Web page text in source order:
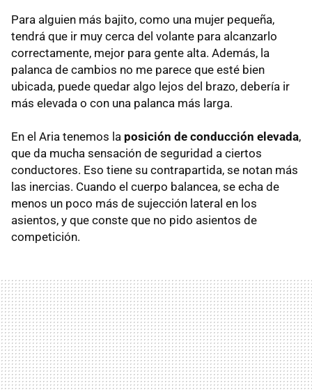
Para alguien más bajito, como una mujer pequeña,
tendrá que ir muy cerca del volante para alcanzarlo
correctamente, mejor para gente alta. Además, la
palanca de cambios no me parece que esté bien
ubicada, puede quedar algo lejos del brazo, debería ir
más elevada o con una palanca más larga.
En el Aria tenemos la posición de conducción elevada,
que da mucha sensación de seguridad a ciertos
conductores. Eso tiene su contrapartida, se notan más
las inercias. Cuando el cuerpo balancea, se echa de
menos un poco más de sujección lateral en los
asientos, y que conste que no pido asientos de
competición.